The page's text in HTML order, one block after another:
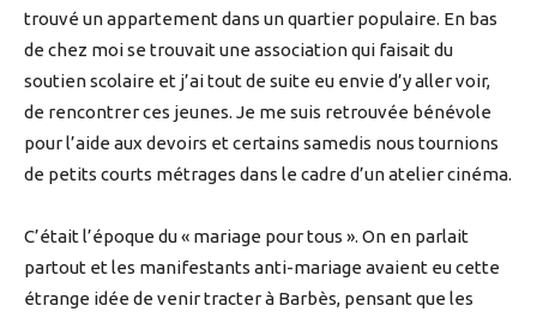
trouvé un appartement dans un quartier populaire. En bas
de chez moi se trouvait une association qui faisait du
soutien scolaire et j’ai tout de suite eu envie d’y aller voir,
de rencontrer ces jeunes. Je me suis retrouvée bénévole
pour l’aide aux devoirs et certains samedis nous tournions
de petits courts métrages dans le cadre d’un atelier cinéma.
C’était l’époque du « mariage pour tous ». On en parlait
partout et les manifestants anti-mariage avaient eu cette
étrange idée de venir tracter à Barbès, pensant que les